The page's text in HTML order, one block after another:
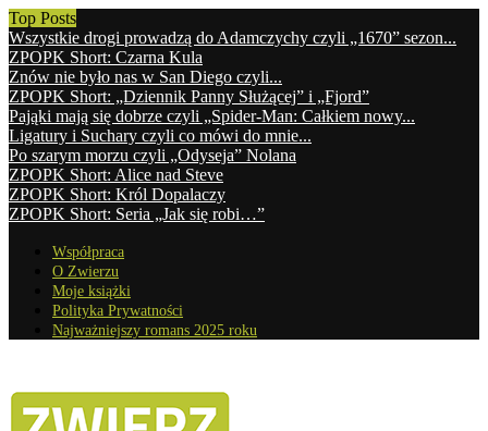
Top Posts
Wszystkie drogi prowadzą do Adamczychy czyli „1670” sezon...
ZPOPK Short: Czarna Kula
Znów nie było nas w San Diego czyli...
ZPOPK Short: „Dziennik Panny Służącej” i „Fjord”
Pająki mają się dobrze czyli „Spider-Man: Całkiem nowy...
Ligatury i Suchary czyli co mówi do mnie...
Po szarym morzu czyli „Odyseja” Nolana
ZPOPK Short: Alice nad Steve
ZPOPK Short: Król Dopalaczy
ZPOPK Short: Seria „Jak się robi…”
Współpraca
O Zwierzu
Moje książki
Polityka Prywatności
Najważniejszy romans 2025 roku